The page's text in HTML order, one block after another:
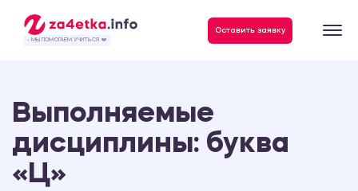
- МЫ ПОМОГАЕМ УЧИТЬСЯ ❤️
Оставить заявку
Выполняемые
дисциплины: буква
«Ц»